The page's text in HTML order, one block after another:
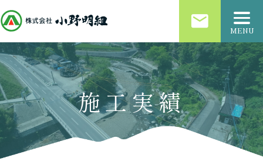
email MENU
施工実績